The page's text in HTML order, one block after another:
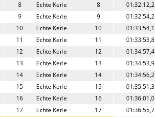
8 Echte Kerle 8 01:32:12,2
9 Echte Kerle 9 01:32:54,2
10 Echte Kerle 10 01:33:54,1
11 Echte Kerle 11 01:33:53,8
12 Echte Kerle 12 01:34:57,4
13 Echte Kerle 13 01:34:53,9
14 Echte Kerle 14 01:34:56,2
15 Echte Kerle 15 01:35:51,3
16 Echte Kerle 16 01:36:01,0
17 Echte Kerle 17 01:36:55,7